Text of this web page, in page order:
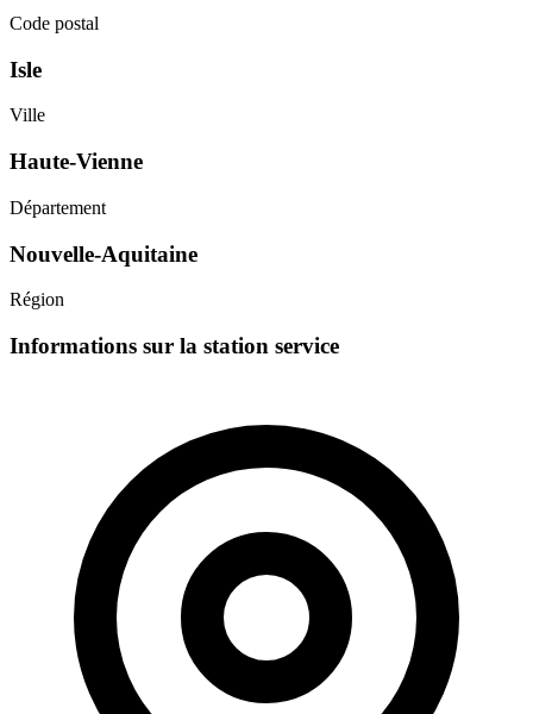
Code postal
Isle
Ville
Haute-Vienne
Département
Nouvelle-Aquitaine
Région
Informations sur la station service